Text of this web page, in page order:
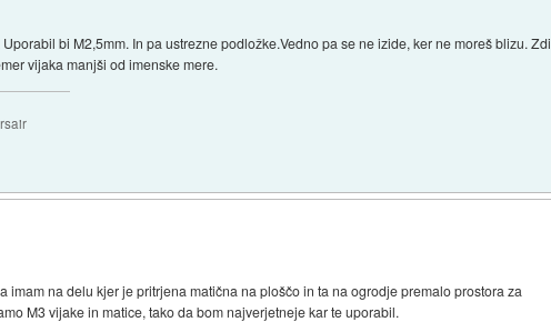
bi M2,5mm. In pa ustrezne podložke.Vedno pa se ne izide, ker ne moreš blizu. Zdi
vijaka manjši od imenske mere.
na delu kjer je pritrjena matična na ploščo in ta na ogrodje premalo prostora za
M3 vijake in matice, tako da bom najverjetneje kar te uporabil.